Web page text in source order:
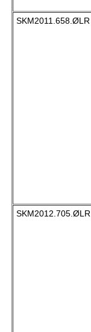
SKM2011.658.ØLR
SKM2012.705.ØLR